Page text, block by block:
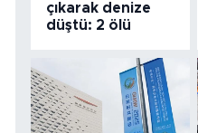
çıkarak denize
düştü: 2 ölü